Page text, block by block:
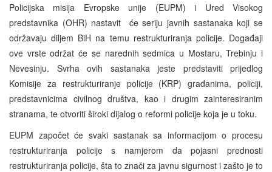
Policijska misija Evropske unije (EUPM) i Ured Visokog
predstavnika (OHR) nastavit će seriju javnih sastanaka koji se
održavaju diljem BiH na temu restrukturiranja policije. Događaji
ove vrste održat će se narednih sedmica u Mostaru, Trebinju i
Nevesinju. Svrha ovih sastanaka jeste predstaviti prijedlog
Komisije za restrukturiranje policije (KRP) građanima, policiji,
predstavnicima civilnog društva, kao i drugim zainteresiranim
stranama, te otvoriti široki dijalog o reformi policije koja je u toku.
EUPM započet će svaki sastanak sa informacijom o procesu
restrukturiranja policije s namjerom da pojasni prednosti
restrukturiranja policije, šta to znači za javnu sigurnost i zašto je to